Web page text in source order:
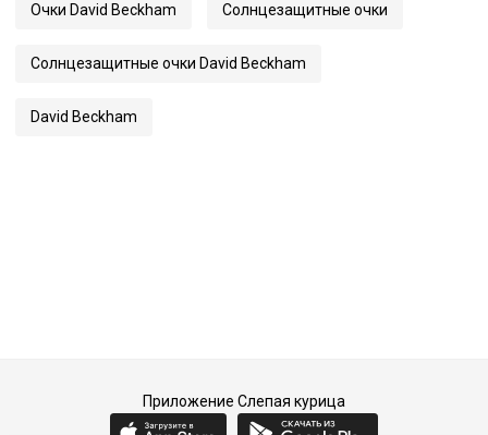
Код
54968
Очки David Beckham Солнцезащитные очки
Солнцезащитные очки David Beckham
David Beckham
Приложение Слепая курица